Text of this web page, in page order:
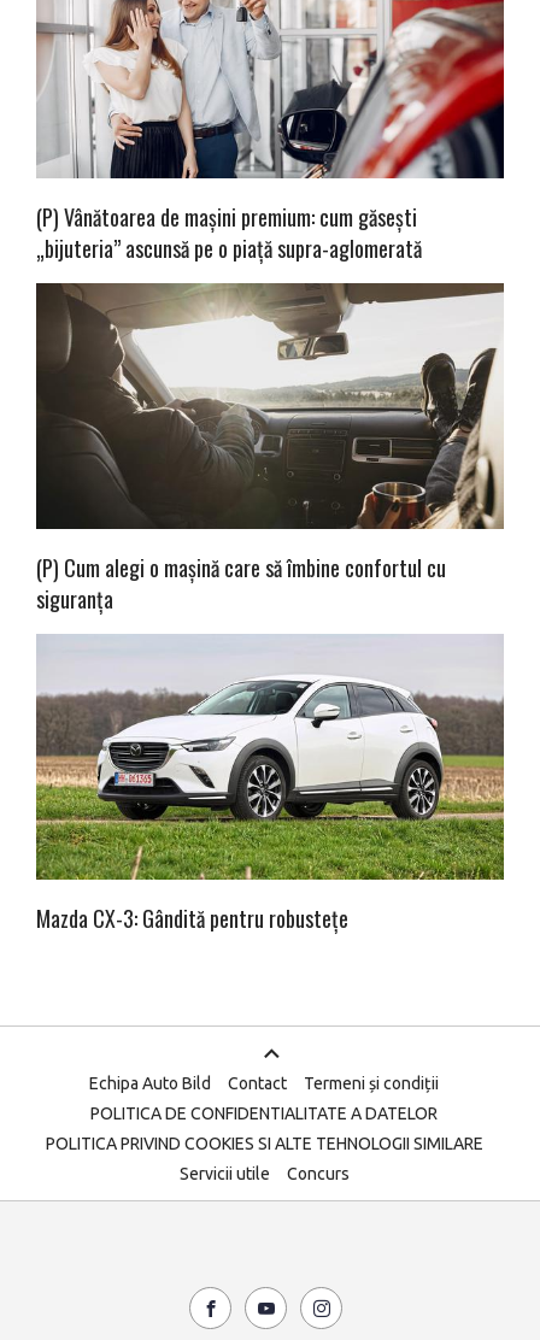
(P) Vânătoarea de mașini premium: cum găsești
„bijuteria” ascunsă pe o piață supra-aglomerată
(P) Cum alegi o mașină care să îmbine confortul cu
siguranța
Mazda CX-3: Gândită pentru robustețe
Echipa Auto Bild Contact
Termeni și condiții
POLITICA DE CONFIDENTIALITATE A DATELOR
POLITICA PRIVIND COOKIES SI ALTE TEHNOLOGII SIMILARE
Servicii utile
Concurs